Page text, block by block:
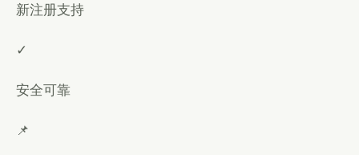
新注册支持
✓
安全可靠
📌